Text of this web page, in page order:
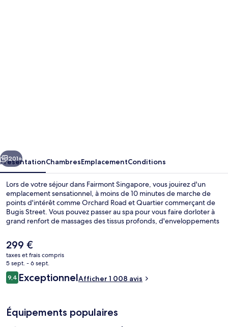
Suivant
201+
PrésentationChambresEmplacementConditions
Lors de votre séjour dans Fairmont Singapore, vous jouirez d'un
emplacement sensationnel, à moins de 10 minutes de marche de
points d'intérêt comme Orchard Road et Quartier commerçant de
Bugis Street. Vous pouvez passer au spa pour vous faire dorloter à
grand renfort de massages des tissus profonds, d'enveloppements
l'établissement The Eight, un des 12 restaurants, sert des spécialités
Cuisine internationale et est ouvert pour le petit déjeuner et le
déjeuner. Cet hôtel de luxe abrite en outre 2 piscines extérieures,
un bar en bord de piscine et une salle de fitness ouverte 24 h/24. Le
personnel attentionné et l'emplacement remportent un franc
succès auprès des autres voyageurs. L'hébergement se situe à une
Le
prix
actuel
est
de
299 €
taxes et frais compris
5 sept. - 6 sept.
Avis
voyageurs
9,49,4 sur 10
ExceptionnelAfficher 1 008 avis
Équipements populaires